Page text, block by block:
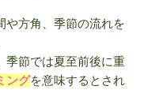
や方角、季節の流れを
季節では夏至前後に重
ングを意味するとされ